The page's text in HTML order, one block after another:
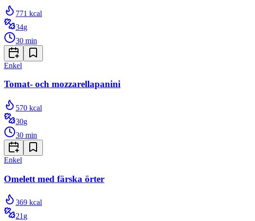
771 kcal
34g
30 min
Enkel
Tomat- och mozzarellapanini
570 kcal
30g
30 min
Enkel
Omelett med färska örter
369 kcal
21 g